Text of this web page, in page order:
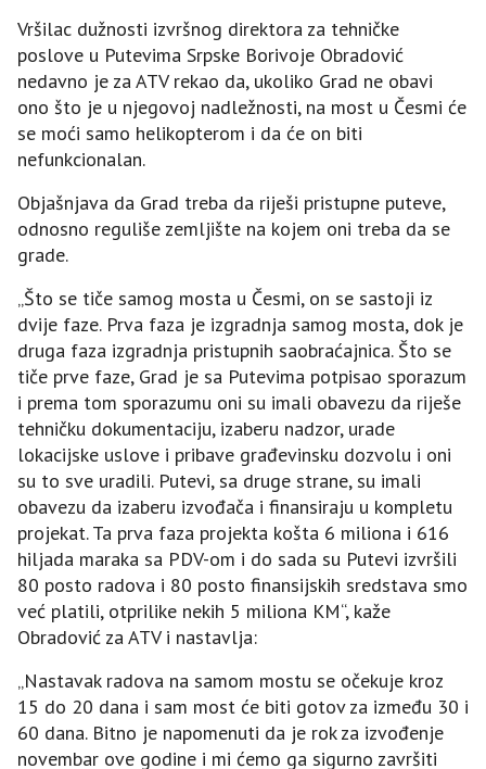
Vršilac dužnosti izvršnog direktora za tehničke
poslove u Putevima Srpske Borivoje Obradović
nedavno je za ATV rekao da, ukoliko Grad ne obavi
ono što je u njegovoj nadležnosti, na most u Česmi će
se moći samo helikopterom i da će on biti
nefunkcionalan.
Objašnjava da Grad treba da riješi pristupne puteve,
odnosno reguliše zemljište na kojem oni treba da se
grade.
„Što se tiče samog mosta u Česmi, on se sastoji iz
dvije faze. Prva faza je izgradnja samog mosta, dok je
druga faza izgradnja pristupnih saobraćajnica. Što se
tiče prve faze, Grad je sa Putevima potpisao sporazum
i prema tom sporazumu oni su imali obavezu da riješe
tehničku dokumentaciju, izaberu nadzor, urade
lokacijske uslove i pribave građevinsku dozvolu i oni
su to sve uradili. Putevi, sa druge strane, su imali
obavezu da izaberu izvođača i finansiraju u kompletu
projekat. Ta prva faza projekta košta 6 miliona i 616
hiljada maraka sa PDV-om i do sada su Putevi izvršili
80 posto radova i 80 posto finansijskih sredstava smo
već platili, otprilike nekih 5 miliona KM“, kaže
Obradović za ATV i nastavlja:
„Nastavak radova na samom mostu se očekuje kroz
15 do 20 dana i sam most će biti gotov za između 30 i
60 dana. Bitno je napomenuti da je rok za izvođenje
novembar ove godine i mi ćemo ga sigurno završiti